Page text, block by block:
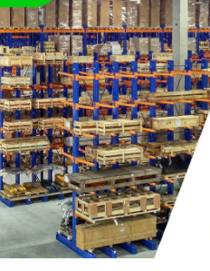
какого вы